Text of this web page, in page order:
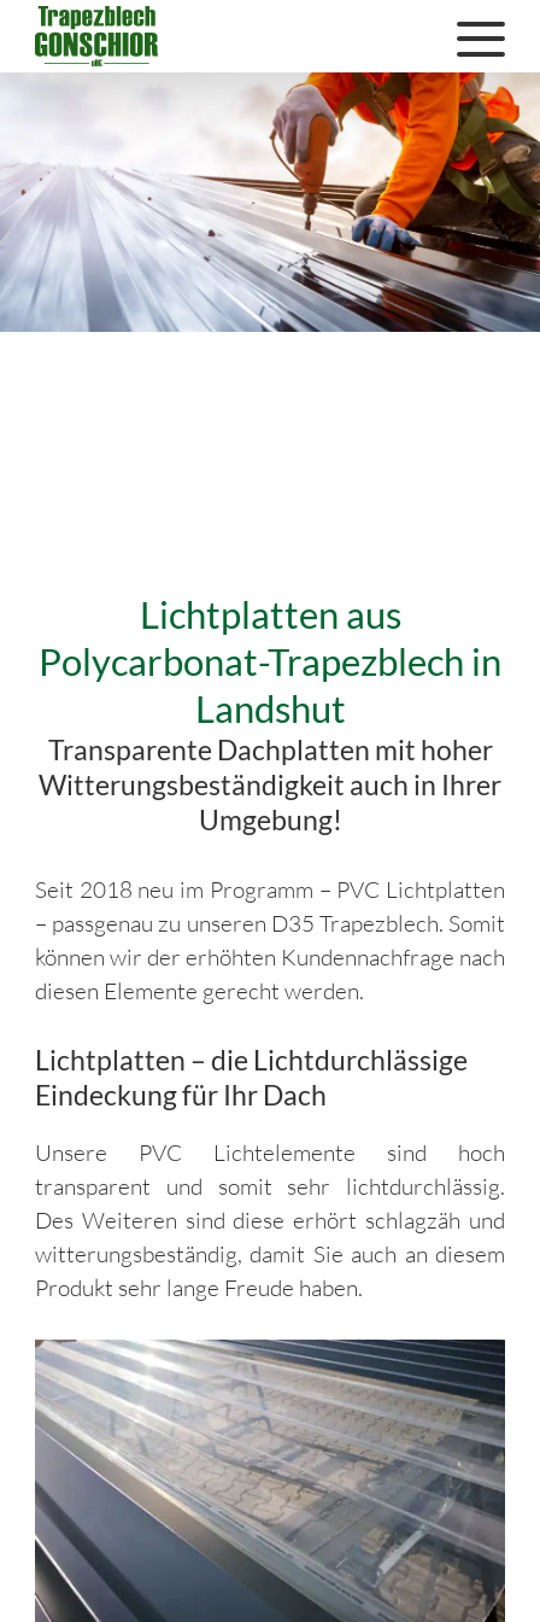
Lichtplatten aus
Polycarbonat-Trapezblech in
Landshut
Transparente Dachplatten mit hoher
Witterungsbeständigkeit auch in Ihrer
Umgebung!
Seit 2018 neu im Programm – PVC Lichtplatten
– passgenau zu unseren D35 Trapezblech. Somit
können wir der erhöhten Kundennachfrage nach
diesen Elemente gerecht werden.
Lichtplatten – die Lichtdurchlässige
Eindeckung für Ihr Dach
Unsere PVC Lichtelemente sind hoch
transparent und somit sehr lichtdurchlässig.
Des Weiteren sind diese erhört schlagzäh und
witterungsbeständig, damit Sie auch an diesem
Produkt sehr lange Freude haben.